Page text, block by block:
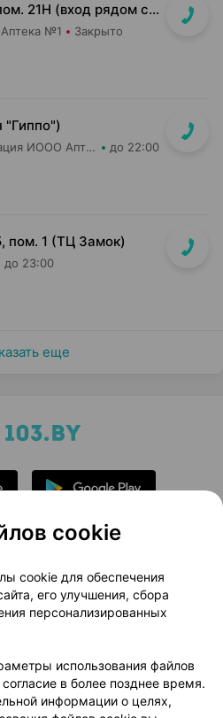
ул. Богдановича, д. 78, пом. 21Н (вход рядом с аркой)
№1 Закрыто
Планета Здоровья АБФармация ИООО Аптека №5 до 22:00
пом. 1 (ТЦ Замок)
до 23:00
еще
Новости проекта
Медицинский маркетинг
Доставка
Вакансии
Партнеры
103.by
cookie
cookie для обеспечения
его улучшения, сбора
персонализированных
использования файлов
в более позднее время.
информации о целях,